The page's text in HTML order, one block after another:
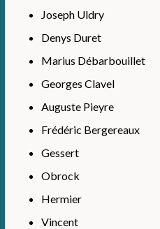
Joseph Uldry
Denys Duret
Marius Débarbouillet
Georges Clavel
Auguste Pieyre
Frédéric Bergereaux
Gessert
Obrock
Hermier
Vincent